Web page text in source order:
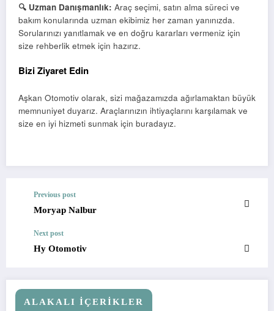
🔍 Uzman Danışmanlık: Araç seçimi, satın alma süreci ve
bakım konularında uzman ekibimiz her zaman yanınızda.
Sorularınızı yanıtlamak ve en doğru kararları vermeniz için
size rehberlik etmek için hazırız.
Bizi Ziyaret Edin
Aşkan Otomotiv olarak, sizi mağazamızda ağırlamaktan büyük
memnuniyet duyarız. Araçlarınızın ihtiyaçlarını karşılamak ve
size en iyi hizmeti sunmak için buradayız.
Previous post
Moryap Nalbur
Next post
Hy Otomotiv
ALAKALI İÇERIKLER